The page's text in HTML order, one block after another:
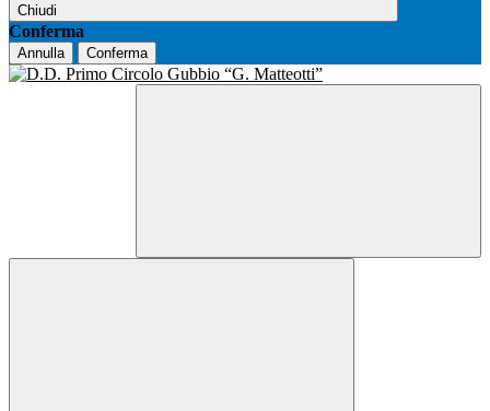
Chiudi
Conferma
Annulla Conferma